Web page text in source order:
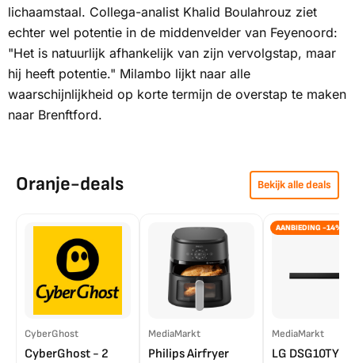
lichaamstaal. Collega-analist Khalid Boulahrouz ziet
echter wel potentie in de middenvelder van Feyenoord:
"Het is natuurlijk afhankelijk van zijn vervolgstap, maar
hij heeft potentie." Milambo lijkt naar alle
waarschijnlijkheid op korte termijn de overstap te maken
naar Brenftford.
Oranje-deals Bekijk alle deals
CyberGhost
CyberGhost - 2
MediaMarkt
Philips Airfryer
AANBIEDING -14%
MediaMarkt
LG DSG10TY